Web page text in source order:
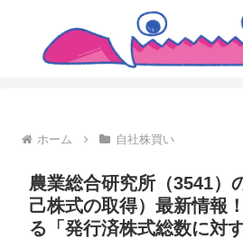
ホーム 自社株買い
農業総合研究所（3541）
己株式の取得）最新情報
る「発行済株式総数に対